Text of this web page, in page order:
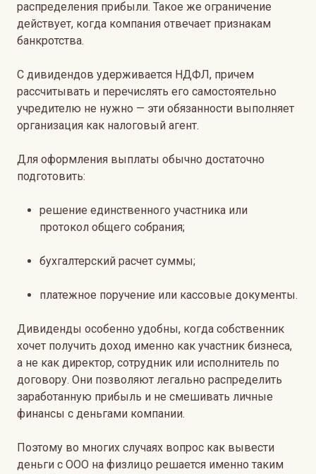
распределения прибыли. Такое же ограничение
действует, когда компания отвечает признакам
банкротства.
С дивидендов удерживается НДФЛ, причем
рассчитывать и перечислять его самостоятельно
учредителю не нужно — эти обязанности выполняет
организация как налоговый агент.
Для оформления выплаты обычно достаточно
подготовить:
решение единственного участника или
протокол общего собрания;
бухгалтерский расчет суммы;
платежное поручение или кассовые документы.
Дивиденды особенно удобны, когда собственник
хочет получить доход именно как участник бизнеса,
а не как директор, сотрудник или исполнитель по
договору. Они позволяют легально распределить
заработанную прибыль и не смешивать личные
финансы с деньгами компании.
Поэтому во многих случаях вопрос как вывести
деньги с ООО на физлицо решается именно таким